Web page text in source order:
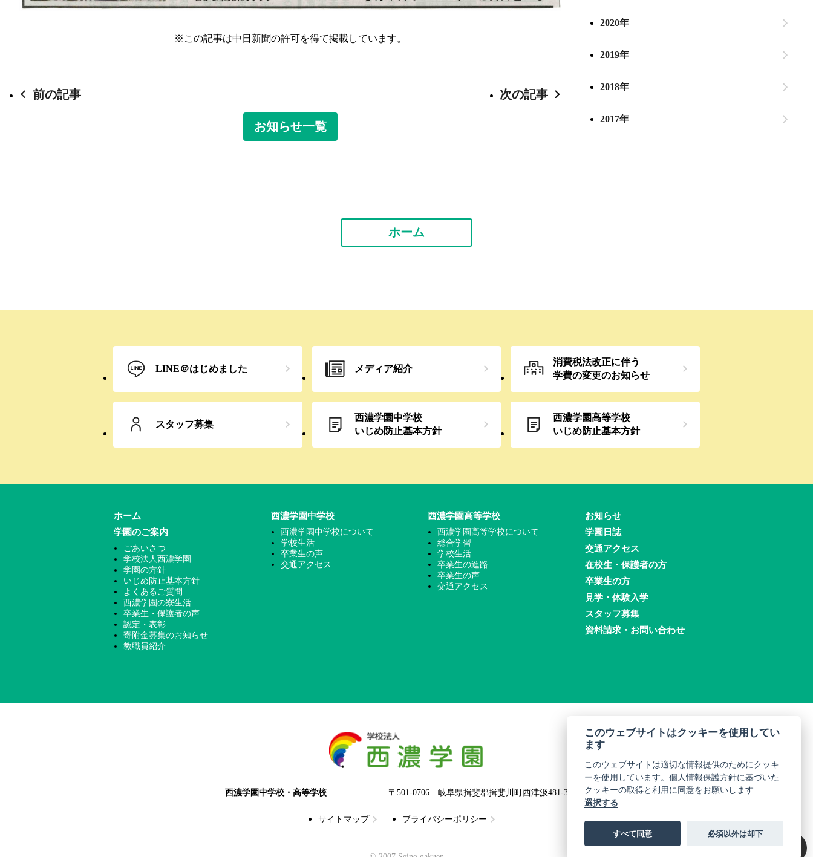
※この記事は中日新聞の許可を得て掲載しています。
前の記事 次の記事
お知らせ一覧
2020年
2019年
2018年
2017年
ホーム
LINE＠はじめました メディア紹介
消費税法改正に伴う
学費の変更のお知らせ
スタッフ募集
西濃学園中学校
いじめ防止基本方針
西濃学園高等学校
いじめ防止基本方針
ホーム
学園のご案内
ごあいさつ
学校法人西濃学園
学園の方針
いじめ防止基本方針
よくあるご質問
西濃学園の寮生活
卒業生・保護者の声
認定・表彰
寄附金募集のお知らせ
教職員紹介
西濃学園中学校
西濃学園中学校について
学校生活
卒業生の声
交通アクセス
西濃学園高等学校
西濃学園高等学校について
総合学習
学校生活
卒業生の進路
卒業生の声
交通アクセス
お知らせ
学園日誌
交通アクセス
在校生・保護者の方
卒業生の方
見学・体験入学
スタッフ募集
資料請求・お問い合わせ
西濃学園中学校・高等学校 〒501-0706 岐阜県揖斐郡揖斐川町西津汲481-3
サイトマップ プライバシーポリシー
このウェブサイトはクッキーを使用してい
ます
このウェブサイトは適切な情報提供のためにクッキ
ーを使用しています。個人情報保護方針に基づいた
クッキーの取得と利用に同意をお願いします
選択する
すべて同意 必須以外は却下